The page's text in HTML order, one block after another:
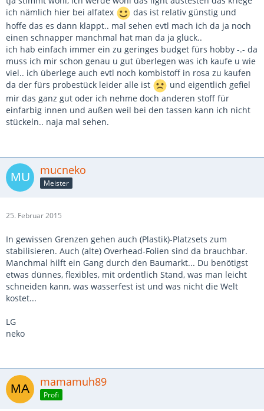
ich nämlich hier bei alfatex
das ist relativ günstig und
hoffe das es dann klappt.. mal sehen evtl mach ich da ja noch
einen schnapper manchmal hat man da ja glück..
ich hab einfach immer ein zu geringes budget fürs hobby -.- da
muss ich mir schon genau u gut überlegen was ich kaufe u wie
viel.. ich überlege auch evtl noch kombistoff in rosa zu kaufen
da der fürs probestück leider alle ist
und eigentlich gefiel
mir das ganz gut oder ich nehme doch anderen stoff für
einfarbig innen und außen weil bei den tassen kann ich nicht
stückeln.. naja mal sehen.
mucneko
Meister
25. Februar 2015
In gewissen Grenzen gehen auch (Plastik)-Platzsets zum
stabilisieren. Auch (alte) Overhead-Folien sind da brauchbar.
Manchmal hilft ein Gang durch den Baumarkt... Du benötigst
etwas dünnes, flexibles, mit ordentlich Stand, was man leicht
schneiden kann, was wasserfest ist und was nicht die Welt
kostet...
LG
neko
mamamuh89
Profi